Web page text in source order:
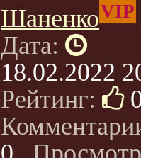
ШаненкоVIP
Дата:
18.02.2022
Рейтинг: